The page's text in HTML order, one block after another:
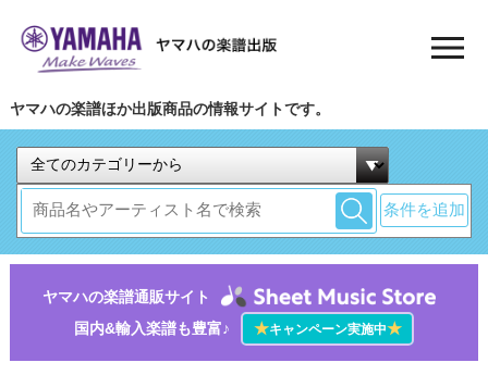
ヤマハの楽譜ほか出版商品の情報サイトです。
条件を追加
ヤマハの楽譜通販サイト
国内&輸入楽譜も豊富♪
★キャンペーン実施中★